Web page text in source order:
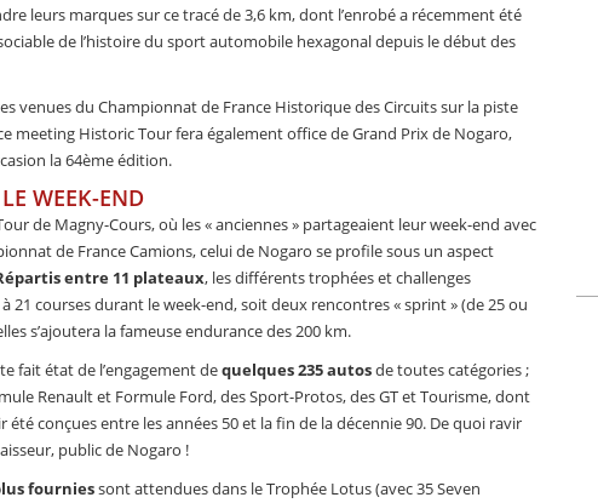
leurs marques sur ce tracé de 3,6 km, dont l’enrobé a récemment été
de l’histoire du sport automobile hexagonal depuis le début des
venues du Championnat de France Historique des Circuits sur la piste
meeting Historic Tour fera également office de Grand Prix de Nogaro,
la 64ème édition.
WEEK-END
de Magny-Cours, où les « anciennes » partageaient leur week-end avec
de France Camions, celui de Nogaro se profile sous un aspect
entre 11 plateaux, les différents trophées et challenges
21 courses durant le week-end, soit deux rencontres « sprint » (de 25 ou
s’ajoutera la fameuse endurance des 200 km.
fait état de l’engagement dequelques 235 autosde toutes catégories ;
Renault et Formule Ford, des Sport-Protos, des GT et Tourisme, dont
été conçues entre les années 50 et la fin de la décennie 90. De quoi ravir
public de Nogaro !
fourniessont attendues dans le Trophée Lotus (avec 35 Seven